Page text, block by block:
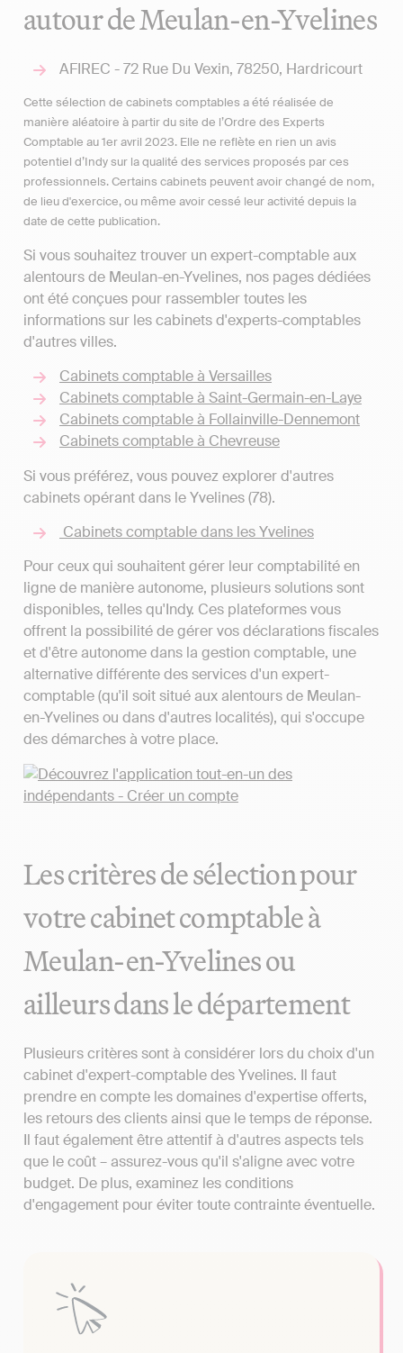
autour de Meulan-en-Yvelines
AFIREC - 72 Rue Du Vexin, 78250, Hardricourt
Cette sélection de cabinets comptables a été réalisée de
manière aléatoire à partir du site de l’Ordre des Experts
Comptable au 1er avril 2023. Elle ne reflète en rien un avis
potentiel d’Indy sur la qualité des services proposés par ces
professionnels. Certains cabinets peuvent avoir changé de nom,
de lieu d'exercice, ou même avoir cessé leur activité depuis la
date de cette publication.
Si vous souhaitez trouver un expert-comptable aux
alentours de Meulan-en-Yvelines, nos pages dédiées
ont été conçues pour rassembler toutes les
informations sur les cabinets d'experts-comptables
d'autres villes.
Cabinets comptable à Versailles
Cabinets comptable à Saint-Germain-en-Laye
Cabinets comptable à Follainville-Dennemont
Cabinets comptable à Chevreuse
Si vous préférez, vous pouvez explorer d'autres
cabinets opérant dans le Yvelines (78).
Cabinets comptable dans les Yvelines
Pour ceux qui souhaitent gérer leur comptabilité en
ligne de manière autonome, plusieurs solutions sont
disponibles, telles qu'Indy. Ces plateformes vous
offrent la possibilité de gérer vos déclarations fiscales
et d'être autonome dans la gestion comptable, une
alternative différente des services d'un expert-
comptable (qu'il soit situé aux alentours de Meulan-
en-Yvelines ou dans d'autres localités), qui s'occupe
des démarches à votre place.
Les critères de sélection pour
votre cabinet comptable à
Meulan-en-Yvelines ou
ailleurs dans le département
Plusieurs critères sont à considérer lors du choix d'un
cabinet d'expert-comptable des Yvelines. Il faut
prendre en compte les domaines d'expertise offerts,
les retours des clients ainsi que le temps de réponse.
Il faut également être attentif à d'autres aspects tels
que le coût – assurez-vous qu'il s'aligne avec votre
budget. De plus, examinez les conditions
d'engagement pour éviter toute contrainte éventuelle.